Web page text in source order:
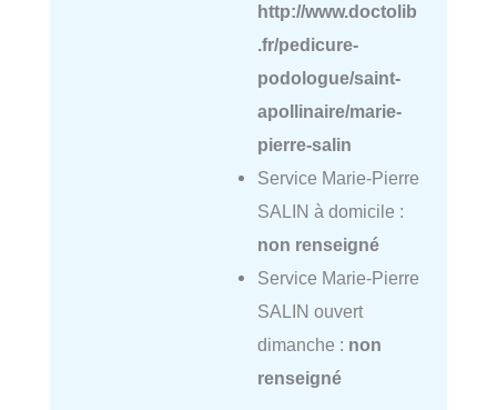
http://www.doctolib
.fr/pedicure-
podologue/saint-
apollinaire/marie-
pierre-salin
Service Marie-Pierre
SALIN à domicile :
non renseigné
Service Marie-Pierre
SALIN ouvert
dimanche : non
renseigné